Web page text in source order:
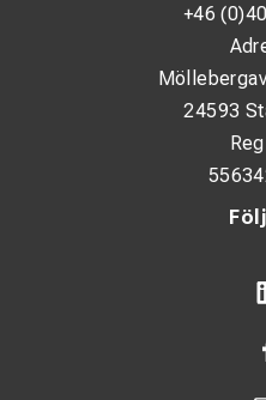
+46
24593